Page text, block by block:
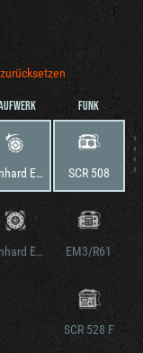
Panhard EBR 90
Panhard EBR 90 bis
FUNK
SCR 508
EM3/R61
SCR 528 F